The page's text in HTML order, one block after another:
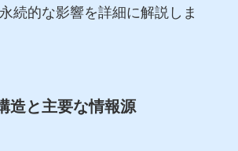
続的な影響を詳細に解説しま
造と主要な情報源